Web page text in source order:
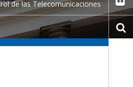
de las Telecomunicaciones